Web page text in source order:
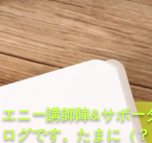
エニー講師陣&サポー
ログです。たまに（